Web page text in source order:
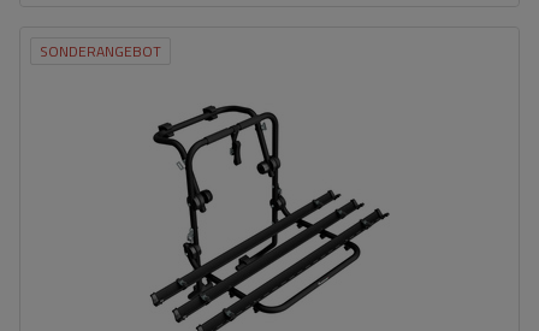
SONDERANGEBOT
universelles Montagesystem
kompatibel mit allen Karosseriearten